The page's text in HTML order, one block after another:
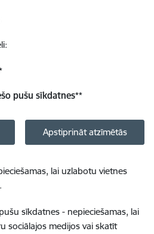
pušu sīkdatnes**
Apstiprināt atzīmētās
lai uzlabotu vietnes
sīkdatnes - nepieciešamas, lai
sociālajos medijos vai skatīt